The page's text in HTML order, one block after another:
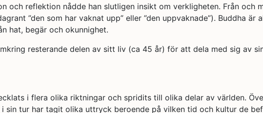
och reflektion nådde han slutligen insikt om verkligheten. Från och
”den som har vaknat upp” eller ”den uppvaknade”). Buddha
hat, begär och okunnighet.
resterande delen av sitt liv (ca 45 år) för att dela med sig av
i flera olika riktningar och spridits till olika delar av världen.
sin tur har tagit olika uttryck beroende på vilken tid och kultur de